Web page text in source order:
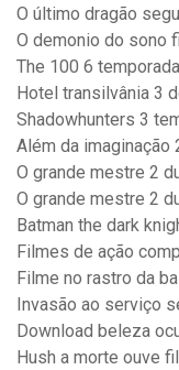
O último dragão
O demonio do sono
The 100 6
Hotel transilvânia 3
Shadowhunters 3
Além da imaginação
O grande mestre 2
O grande mestre 2
Batman the dark
Filmes de ação
Filme no rastro da
Invasão ao serviço
Download beleza
Hush a morte ouve